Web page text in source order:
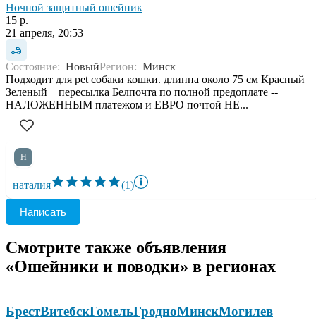
Ночной защитный ошейник
15 р.
21 апреля, 20:53
Состояние: НовыйРегион: Минск
Подходит для pet собаки кошки. длинна около 75 см Красный
Зеленый _ пересылка Белпочта по полной предоплате --
НАЛОЖЕННЫМ платежом и ЕВРО почтой НЕ...
Н
наталия (1)
Написать
Смотрите также объявления
«Ошейники и поводки» в регионах
БрестВитебскГомельГродноМинскМогилев